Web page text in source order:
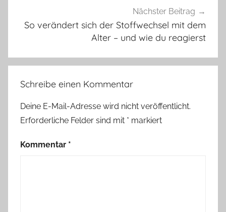
Nächster Beitrag
So verändert sich der Stoffwechsel mit dem
Alter – und wie du reagierst
Schreibe einen Kommentar
Deine E-Mail-Adresse wird nicht veröffentlicht.
Erforderliche Felder sind mit * markiert
Kommentar *